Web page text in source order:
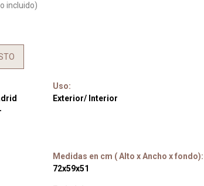
incluido)
Uso:
Exterior/ Interior
Medidas en cm ( Alto x Ancho x fondo):
72x59x51